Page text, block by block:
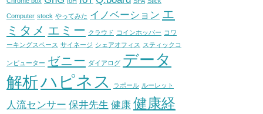
Computer stock やってみた イノベーション エ
ミタメ エミー クラウド コインホッパー コワ
ーキングスペース サイネージ シェアオフィス スティックコ
ンピューター ゼニー ダイアログ データ
解析ハピネス ラポール ルーレット
人流センサー 保井先生 健康 健康経